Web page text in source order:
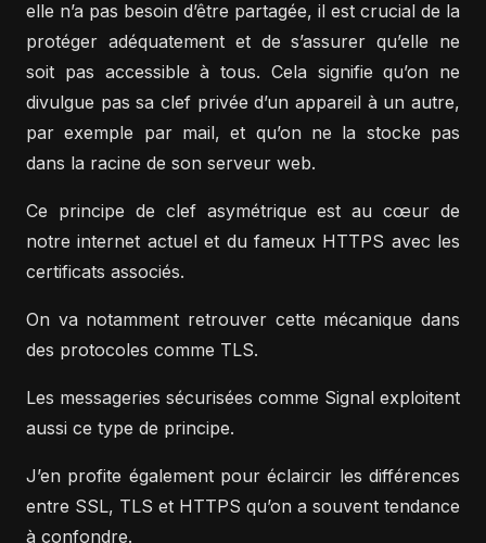
elle n’a pas besoin d’être partagée, il est crucial de la
protéger adéquatement et de s’assurer qu’elle ne
soit pas accessible à tous. Cela signifie qu’on ne
divulgue pas sa clef privée d’un appareil à un autre,
par exemple par mail, et qu’on ne la stocke pas
dans la racine de son serveur web.
Ce principe de clef asymétrique est au cœur de
notre internet actuel et du fameux HTTPS avec les
certificats associés.
On va notamment retrouver cette mécanique dans
des protocoles comme TLS.
Les messageries sécurisées comme Signal exploitent
aussi ce type de principe.
J’en profite également pour éclaircir les différences
entre SSL, TLS et HTTPS qu’on a souvent tendance
à confondre.